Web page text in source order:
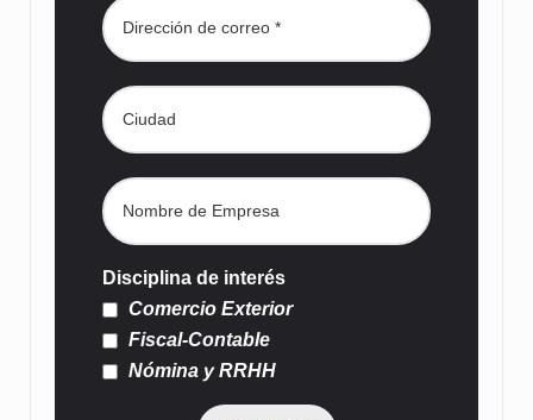
Disciplina de interés
Comercio Exterior
Fiscal-Contable
Nómina y RRHH